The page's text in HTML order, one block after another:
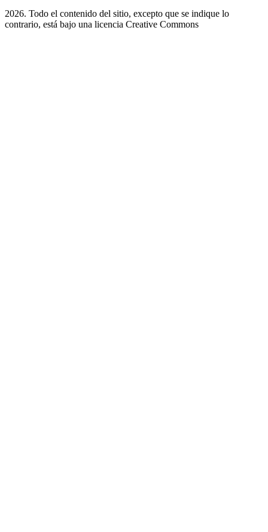
2026. Todo el contenido del sitio, excepto que se indique lo
contrario, está bajo una licencia Creative Commons